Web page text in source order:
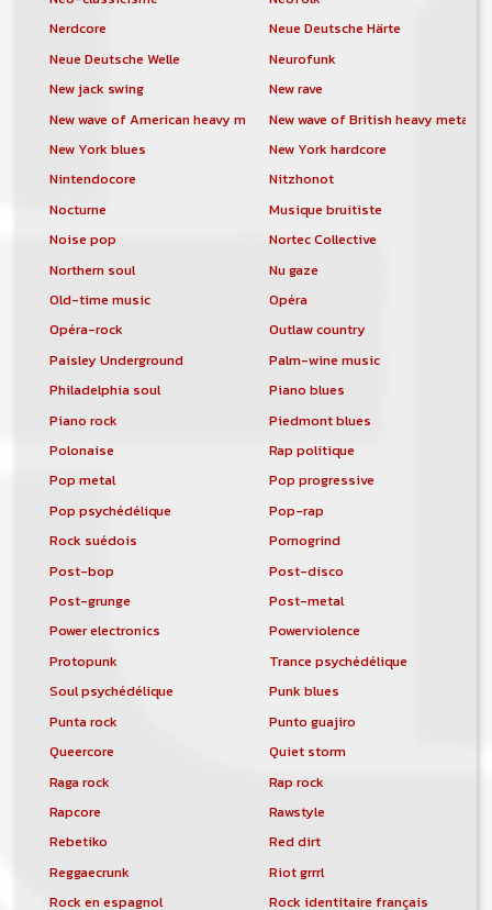
Nerdcore
Neue Deutsche Härte
Neue Deutsche Welle
Neurofunk
New jack swing
New rave
New wave of American heavy metalNew wave of British heavy metal
New York blues
New York hardcore
Nintendocore
Nitzhonot
Nocturne
Musique bruitiste
Noise pop
Nortec Collective
Northern soul
Nu gaze
Old-time music
Opéra
Opéra-rock
Outlaw country
Paisley Underground
Palm-wine music
Philadelphia soul
Piano blues
Piano rock
Piedmont blues
Polonaise
Rap politique
Pop metal
Pop progressive
Pop psychédélique
Pop-rap
Rock suédois
Pornogrind
Post-bop
Post-disco
Post-grunge
Post-metal
Power electronics
Powerviolence
Protopunk
Trance psychédélique
Soul psychédélique
Punk blues
Punta rock
Punto guajiro
Queercore
Quiet storm
Raga rock
Rap rock
Rapcore
Rawstyle
Rebetiko
Red dirt
Reggaecrunk
Riot grrrl
Rock en espagnol
Rock identitaire français